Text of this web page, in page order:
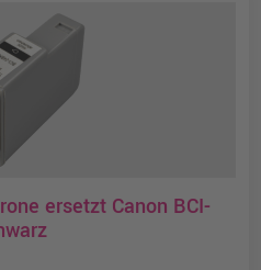
ersetzt Canon BCI-